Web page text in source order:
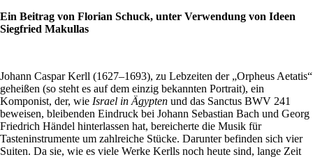
Ein Beitrag von Florian Schuck, unter Verwendung von Ideen
Siegfried Makullas
Johann Caspar Kerll (1627–1693), zu Lebzeiten der „Orpheus Aetatis“
geheißen (so steht es auf dem einzig bekannten Portrait), ein
Komponist, der, wie Israel in Ägypten und das Sanctus BWV 241
beweisen, bleibenden Eindruck bei Johann Sebastian Bach und Georg
Friedrich Händel hinterlassen hat, bereicherte die Musik für
Tasteninstrumente um zahlreiche Stücke. Darunter befinden sich vier
Suiten. Da sie, wie es viele Werke Kerlls noch heute sind, lange Zeit